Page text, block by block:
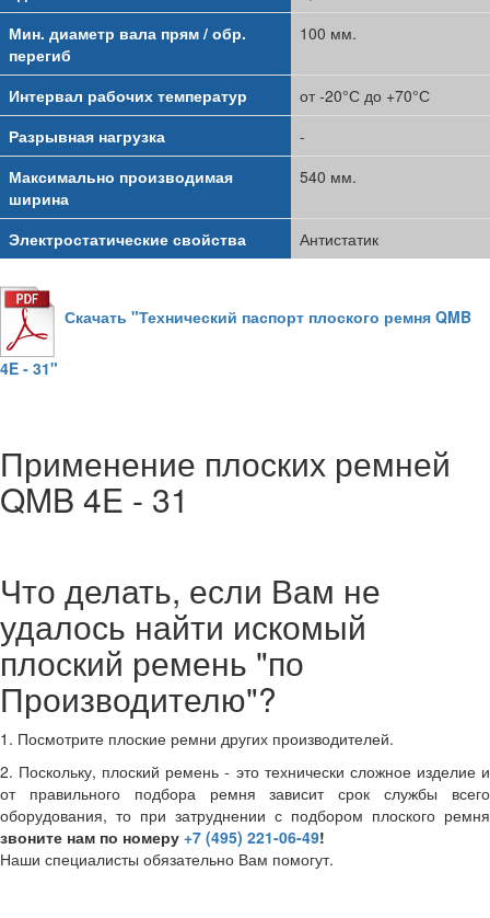
Мин. диаметр вала прям / обр.
перегиб
100 мм.
Интервал рабочих температур
от -20°С до +70°С
Разрывная нагрузка
-
Максимально производимая
ширина
540 мм.
Электростатические свойства Антистатик
Скачать "Технический паспорт плоского ремня QMB
4E - 31"
Применение плоских ремней
QMB 4E - 31
Что делать, если Вам не
удалось найти искомый
плоский ремень "по
Производителю"?
1. Посмотрите плоские ремни других производителей.
2. Поскольку, плоский ремень - это технически сложное изделие и
от правильного подбора ремня зависит срок службы всего
оборудования, то при затруднении с подбором плоского ремня
звоните нам по номеру +7 (495) 221-06-49!
Наши специалисты обязательно Вам помогут.